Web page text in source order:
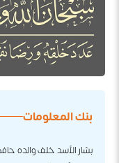
بنك المعلومات